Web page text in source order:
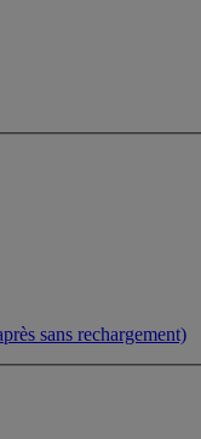
sans rechargement)